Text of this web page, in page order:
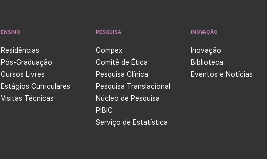
ENSINO
Residências
Pós-Graduação
Cursos Livres
Estágios Curriculares
Visitas Técnicas
PESQUISA
Compex
Comitê de Ética
Pesquisa Clínica
Pesquisa Translacional
Núcleo de Pesquisa
PIBIC
Serviço de Estatística
INOVAÇÃO
Inovação
Biblioteca
Eventos e Notícias